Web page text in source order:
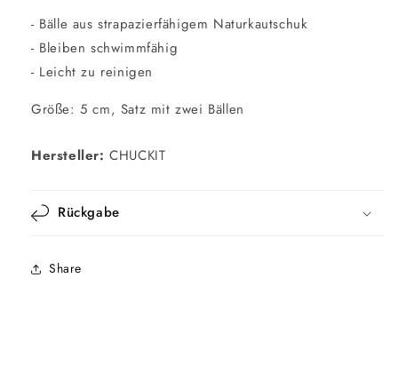
- Bälle aus strapazierfähigem Naturkautschuk
- Bleiben schwimmfähig
- Leicht zu reinigen
Größe: 5 cm, Satz mit zwei Bällen
Hersteller:CHUCKIT
Rückgabe
Share